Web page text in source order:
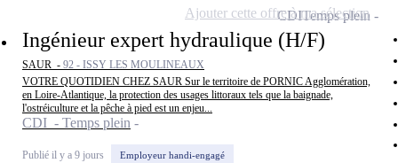
Ingénieur expert hydraulique (H/F)
SAUR - 92 - ISSY LES MOULINEAUX
VOTRE QUOTIDIEN CHEZ SAUR Sur le territoire de PORNIC Agglomération,
en Loire-Atlantique, la protection des usages littoraux tels que la baignade,
l'ostréiculture et la pêche à pied est un enjeu...
CDI - Temps plein
Publié il y a 9 jours Employeur handi-engagé
CDITemps plein
Ajouter cette offre à ma sélection